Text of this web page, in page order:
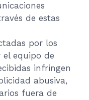
de estas
por los
equipo de
infringen
abusiva,
fuera de